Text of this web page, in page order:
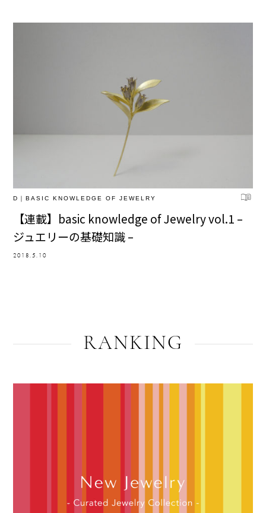
D｜BASIC KNOWLEDGE OF JEWELRY
【連載】basic knowledge of Jewelry vol.1 –
ジュエリーの基礎知識 –
2018.5.10
RANKING